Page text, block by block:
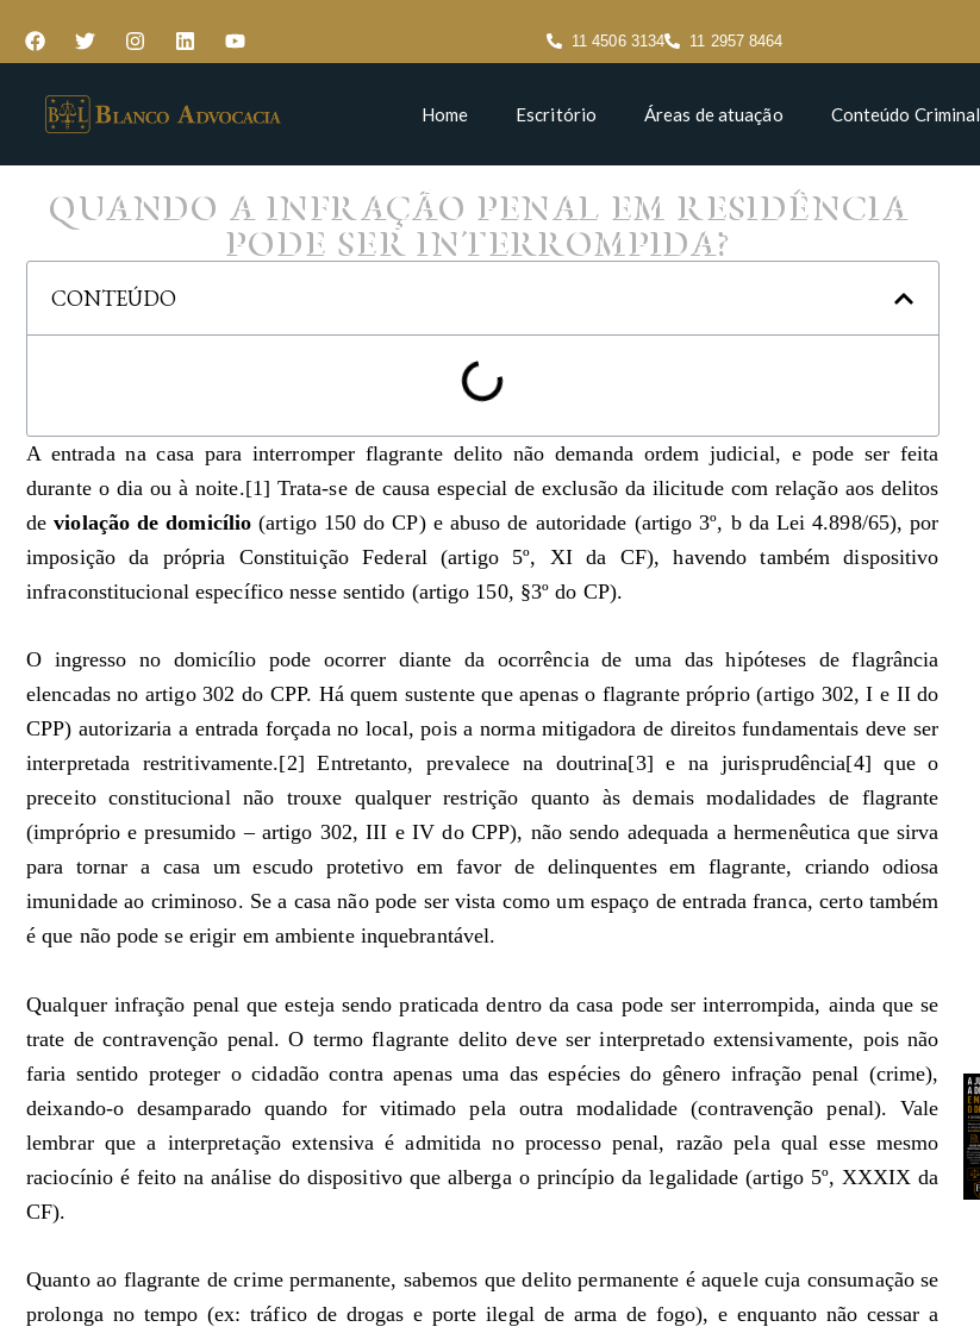
11 4506 3134 11 2957 8464
Home Escritório Áreas de atuação Conteúdo Criminal
QUANDO A INFRAÇÃO PENAL EM RESIDÊNCIA
PODE SER INTERROMPIDA?
CONTEÚDO
A entrada na casa para interromper flagrante delito não demanda ordem judicial, e pode ser feita
durante o dia ou à noite.[1] Trata-se de causa especial de exclusão da ilicitude com relação aos delitos
de violação de domicílio (artigo 150 do CP) e abuso de autoridade (artigo 3º, b da Lei 4.898/65), por
imposição da própria Constituição Federal (artigo 5º, XI da CF), havendo também dispositivo
infraconstitucional específico nesse sentido (artigo 150, §3º do CP).
O ingresso no domicílio pode ocorrer diante da ocorrência de uma das hipóteses de flagrância
elencadas no artigo 302 do CPP. Há quem sustente que apenas o flagrante próprio (artigo 302, I e II do
CPP) autorizaria a entrada forçada no local, pois a norma mitigadora de direitos fundamentais deve ser
interpretada restritivamente.[2] Entretanto, prevalece na doutrina[3] e na jurisprudência[4] que o
preceito constitucional não trouxe qualquer restrição quanto às demais modalidades de flagrante
(impróprio e presumido – artigo 302, III e IV do CPP), não sendo adequada a hermenêutica que sirva
para tornar a casa um escudo protetivo em favor de delinquentes em flagrante, criando odiosa
imunidade ao criminoso. Se a casa não pode ser vista como um espaço de entrada franca, certo também
é que não pode se erigir em ambiente inquebrantável.
Qualquer infração penal que esteja sendo praticada dentro da casa pode ser interrompida, ainda que se
trate de contravenção penal. O termo flagrante delito deve ser interpretado extensivamente, pois não
faria sentido proteger o cidadão contra apenas uma das espécies do gênero infração penal (crime),
deixando-o desamparado quando for vitimado pela outra modalidade (contravenção penal). Vale
lembrar que a interpretação extensiva é admitida no processo penal, razão pela qual esse mesmo
raciocínio é feito na análise do dispositivo que alberga o princípio da legalidade (artigo 5º, XXXIX da
CF).
Quanto ao flagrante de crime permanente, sabemos que delito permanente é aquele cuja consumação se
prolonga no tempo (ex: tráfico de drogas e porte ilegal de arma de fogo), e enquanto não cessar a